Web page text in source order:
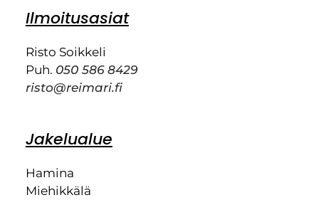
Ilmoitusasiat
Risto Soikkeli
Puh. 050 586 8429
risto@reimari.fi
Jakelualue
Hamina
Miehikkälä